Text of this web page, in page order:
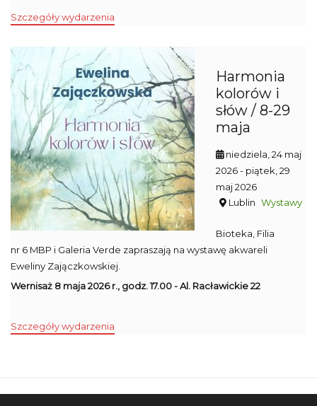
Szczegóły wydarzenia
Harmonia
kolorów i
słów / 8-29
maja
niedziela, 24 maj
2026- piątek, 29
maj 2026
Lublin Wystawy
Bioteka, Filia
nr 6 MBP i Galeria Verde zapraszają na wystawę akwareli
Eweliny Zajączkowskiej.
Wernisaż 8 maja 2026 r., godz. 17.00 - Al. Racławickie 22
Szczegóły wydarzenia